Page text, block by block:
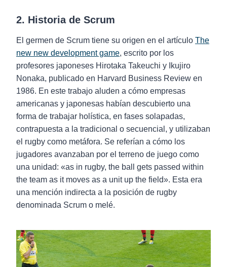
2. Historia de Scrum
El germen de Scrum tiene su origen en el artículo The
new new development game, escrito por los
profesores japoneses Hirotaka Takeuchi y Ikujiro
Nonaka, publicado en Harvard Business Review en
1986. En este trabajo aluden a cómo empresas
americanas y japonesas habían descubierto una
forma de trabajar holística, en fases solapadas,
contrapuesta a la tradicional o secuencial, y utilizaban
el rugby como metáfora. Se referían a cómo los
jugadores avanzaban por el terreno de juego como
una unidad: «as in rugby, the ball gets passed within
the team as it moves as a unit up the field». Esta era
una mención indirecta a la posición de rugby
denominada Scrum o melé.